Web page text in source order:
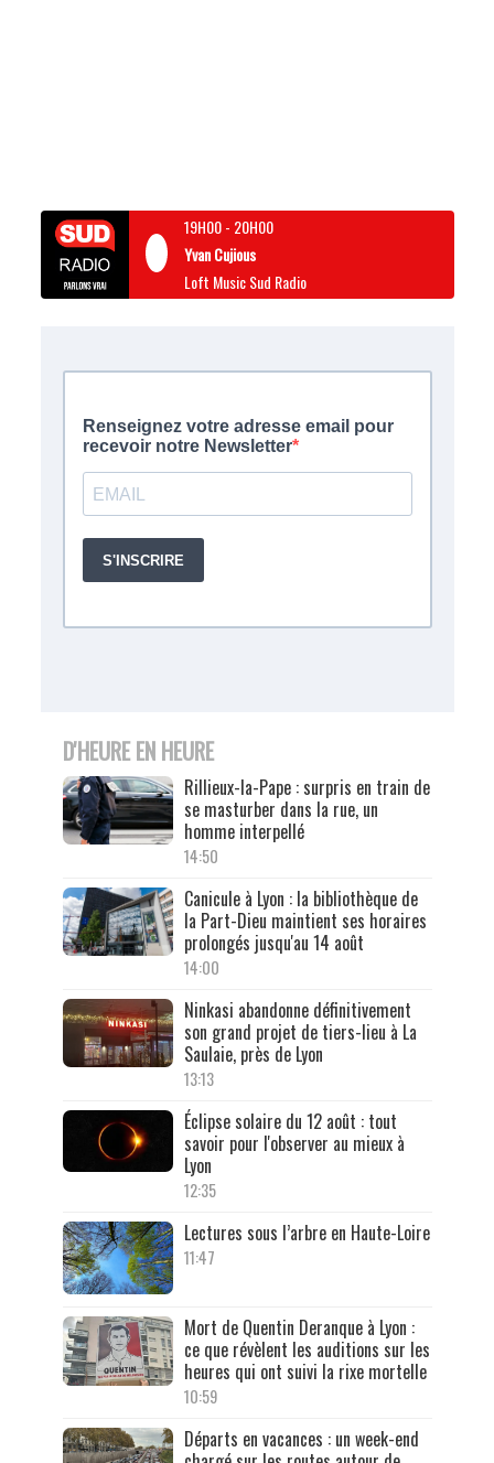
19H00- 20H00
Yvan Cujious
Loft Music Sud Radio
D'HEURE EN HEURE
Rillieux-la-Pape : surpris en train de
se masturber dans la rue, un
homme interpellé
14:50
Canicule à Lyon : la bibliothèque de
la Part-Dieu maintient ses horaires
prolongés jusqu'au 14 août
14:00
Ninkasi abandonne définitivement
son grand projet de tiers-lieu à La
Saulaie, près de Lyon
13:13
Éclipse solaire du 12 août : tout
savoir pour l'observer au mieux à
Lyon
12:35
Lectures sous l’arbre en Haute-Loire
11:47
Mort de Quentin Deranque à Lyon :
ce que révèlent les auditions sur les
heures qui ont suivi la rixe mortelle
10:59
Départs en vacances : un week-end